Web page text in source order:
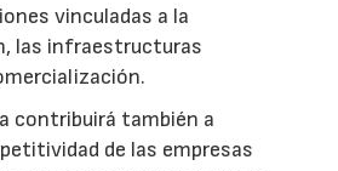
vinculadas a la
las infraestructuras
contribuirá también a
de las empresas